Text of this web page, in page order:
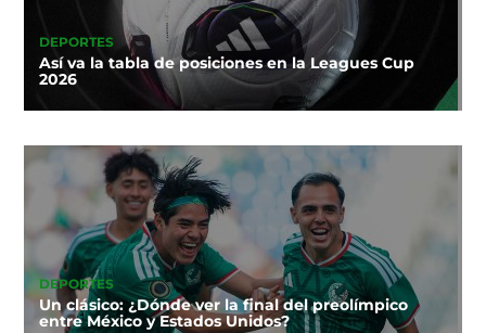
DEPORTES
Así va la tabla de posiciones en la Leagues Cup
2026
DEPORTES
Un clásico: ¿Dónde ver la final del preolímpico
entre México y Estados Unidos?